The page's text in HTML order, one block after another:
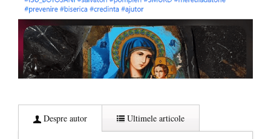
Despre autor Ultimele articole